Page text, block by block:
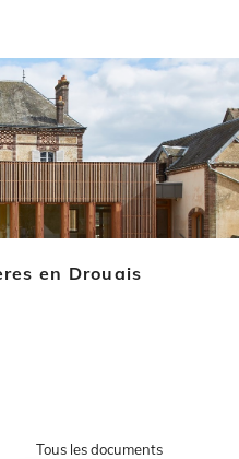
en Drouais
Tous les documents